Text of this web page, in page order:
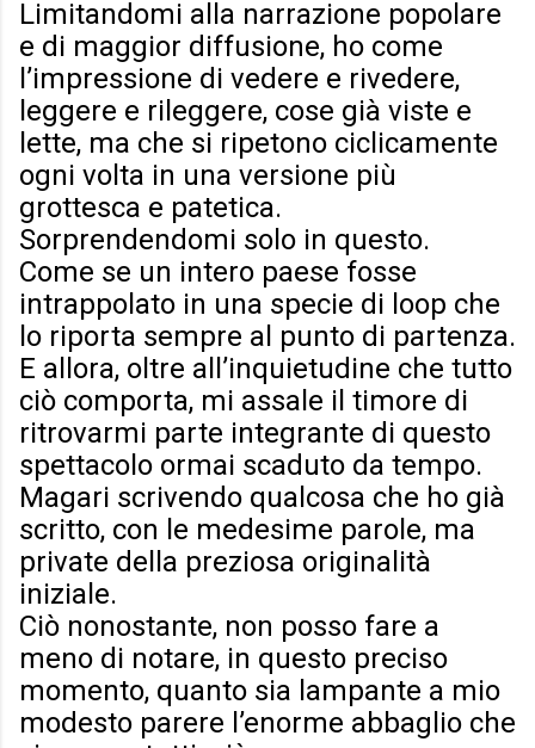
Limitandomi alla narrazione popolare
e di maggior diffusione, ho come
l’impressione di vedere e rivedere,
leggere e rileggere, cose già viste e
lette, ma che si ripetono ciclicamente
ogni volta in una versione più
grottesca e patetica.
Sorprendendomi solo in questo.
Come se un intero paese fosse
intrappolato in una specie di loop che
lo riporta sempre al punto di partenza.
E allora, oltre all’inquietudine che tutto
ciò comporta, mi assale il timore di
ritrovarmi parte integrante di questo
spettacolo ormai scaduto da tempo.
Magari scrivendo qualcosa che ho già
scritto, con le medesime parole, ma
private della preziosa originalità
iniziale.
Ciò nonostante, non posso fare a
meno di notare, in questo preciso
momento, quanto sia lampante a mio
modesto parere l’enorme abbaglio che